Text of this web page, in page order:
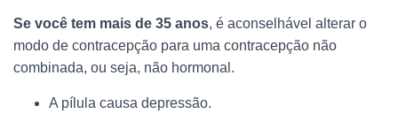
Se você tem mais de 35 anos, é aconselhável alterar o
modo de contracepção para uma contracepção não
combinada, ou seja, não hormonal.
A pílula causa depressão.